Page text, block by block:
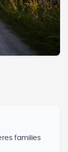
families